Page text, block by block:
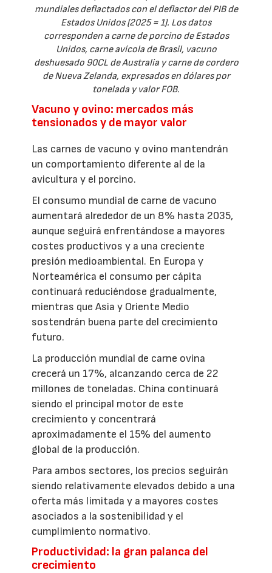
mundiales deflactados con el deflactor del PIB de
Estados Unidos (2025 = 1). Los datos
corresponden a carne de porcino de Estados
Unidos, carne avícola de Brasil, vacuno
deshuesado 90CL de Australia y carne de cordero
de Nueva Zelanda, expresados en dólares por
tonelada y valor FOB.
Vacuno y ovino: mercados más
tensionados y de mayor valor
Las carnes de vacuno y ovino mantendrán
un comportamiento diferente al de la
avicultura y el porcino.
El consumo mundial de carne de vacuno
aumentará alrededor de un 8% hasta 2035,
aunque seguirá enfrentándose a mayores
costes productivos y a una creciente
presión medioambiental. En Europa y
Norteamérica el consumo per cápita
continuará reduciéndose gradualmente,
mientras que Asia y Oriente Medio
sostendrán buena parte del crecimiento
futuro.
La producción mundial de carne ovina
crecerá un 17%, alcanzando cerca de 22
millones de toneladas. China continuará
siendo el principal motor de este
crecimiento y concentrará
aproximadamente el 15% del aumento
global de la producción.
Para ambos sectores, los precios seguirán
siendo relativamente elevados debido a una
oferta más limitada y a mayores costes
asociados a la sostenibilidad y el
cumplimiento normativo.
Productividad: la gran palanca del
crecimiento